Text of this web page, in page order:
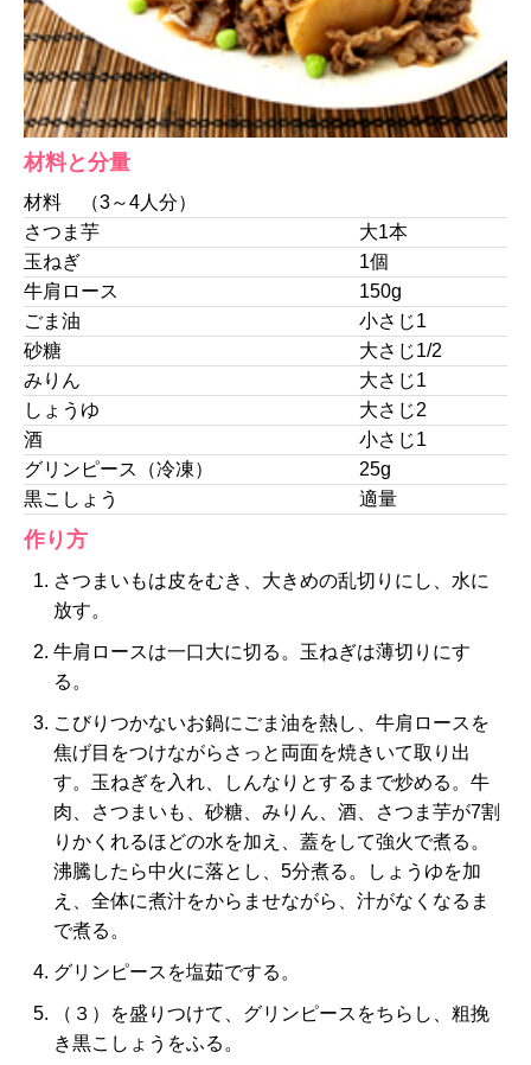
材料と分量
材料 （3～4人分）
さつま芋
大1本
玉ねぎ
1個
牛肩ロース
150g
ごま油
小さじ1
砂糖
大さじ1/2
みりん
大さじ1
しょうゆ
大さじ2
酒
小さじ1
グリンピース（冷凍）
25g
黒こしょう
適量
作り方
さつまいもは皮をむき、大きめの乱切りにし、水に
放す。
牛肩ロースは一口大に切る。玉ねぎは薄切りにす
る。
こびりつかないお鍋にごま油を熱し、牛肩ロースを
焦げ目をつけながらさっと両面を焼きいて取り出
す。玉ねぎを入れ、しんなりとするまで炒める。牛
肉、さつまいも、砂糖、みりん、酒、さつま芋が7割
りかくれるほどの水を加え、蓋をして強火で煮る。
沸騰したら中火に落とし、5分煮る。しょうゆを加
え、全体に煮汁をからませながら、汁がなくなるま
で煮る。
グリンピースを塩茹でする。
（３）を盛りつけて、グリンピースをちらし、粗挽
き黒こしょうをふる。